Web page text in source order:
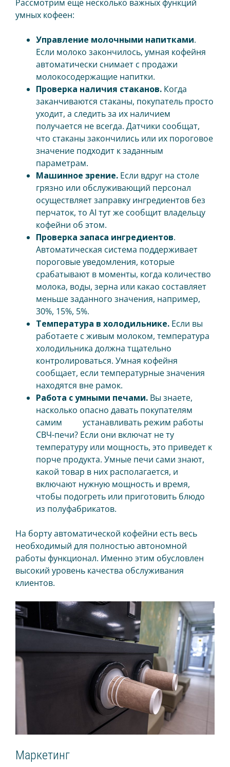
Рассмотрим еще несколько важных функций
умных кофеен:
Управление молочными напитками.
Если молоко закончилось, умная кофейня
автоматически снимает с продажи
молокосодержащие напитки.
Проверка наличия стаканов. Когда
заканчиваются стаканы, покупатель просто
уходит, а следить за их наличием
получается не всегда. Датчики сообщат,
что стаканы закончились или их пороговое
значение подходит к заданным
параметрам.
Машинное зрение. Если вдруг на столе
грязно или обслуживающий персонал
осуществляет заправку ингредиентов без
перчаток, то AI тут же сообщит владельцу
кофейни об этом.
Проверка запаса ингредиентов.
Автоматическая система поддерживает
пороговые уведомления, которые
срабатывают в моменты, когда количество
молока, воды, зерна или какао составляет
меньше заданного значения, например,
30%, 15%, 5%.
Температура в холодильнике. Если вы
работаете с живым молоком, температура
холодильника должна тщательно
контролироваться. Умная кофейня
сообщает, если температурные значения
находятся вне рамок.
Работа с умными печами. Вы знаете,
насколько опасно давать покупателям
самим устанавливать режим работы
СВЧ-печи? Если они включат не ту
температуру или мощность, это приведет к
порче продукта. Умные печи сами знают,
какой товар в них располагается, и
включают нужную мощность и время,
чтобы подогреть или приготовить блюдо
из полуфабрикатов.
На борту автоматической кофейни есть весь
необходимый для полностью автономной
работы функционал. Именно этим обусловлен
высокий уровень качества обслуживания
клиентов.
Маркетинг